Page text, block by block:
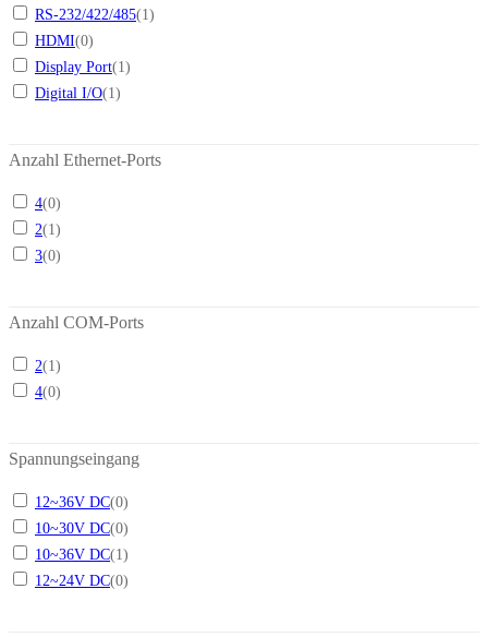
RS-232/422/485(1)
HDMI(0)
Display Port(1)
Digital I/O(1)
Anzahl Ethernet-Ports
4(0)
2(1)
3(0)
Anzahl COM-Ports
2(1)
4(0)
Spannungseingang
12~36V DC(0)
10~30V DC(0)
10~36V DC(1)
12~24V DC(0)